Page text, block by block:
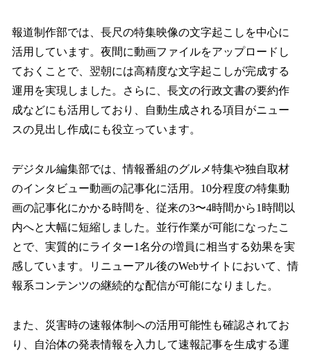
報道制作部では、長尺の特集映像の文字起こしを中心に
活用しています。夜間に動画ファイルをアップロードし
ておくことで、翌朝には高精度な文字起こしが完成する
運用を実現しました。さらに、長文の行政文書の要約作
成などにも活用しており、自動生成される項目がニュー
スの見出し作成にも役立っています。
デジタル編集部では、情報番組のグルメ特集や独自取材
のインタビュー動画の記事化に活用。10分程度の特集動
画の記事化にかかる時間を、従来の3〜4時間から1時間以
内へと大幅に短縮しました。並行作業が可能になったこ
とで、実質的にライター1名分の増員に相当する効果を実
感しています。リニューアル後のWebサイトにおいて、情
報系コンテンツの継続的な配信が可能になりました。
また、災害時の速報体制への活用可能性も確認されてお
り、自治体の発表情報を入力して速報記事を生成する運